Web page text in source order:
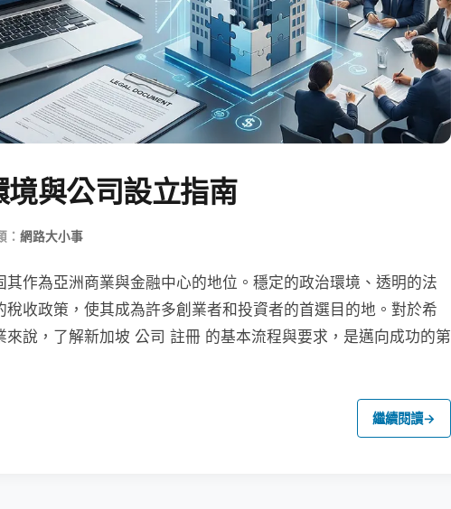
與公司設立指南
： 網路大小事
其作為亞洲商業與金融中心的地位。穩定的政治環境、透明的法
稅收政策，使其成為許多創業者和投資者的首選目的地。對於希
來說，了解新加坡 公司 註冊 的基本流程與要求，是邁向成功的第
繼續閱讀→